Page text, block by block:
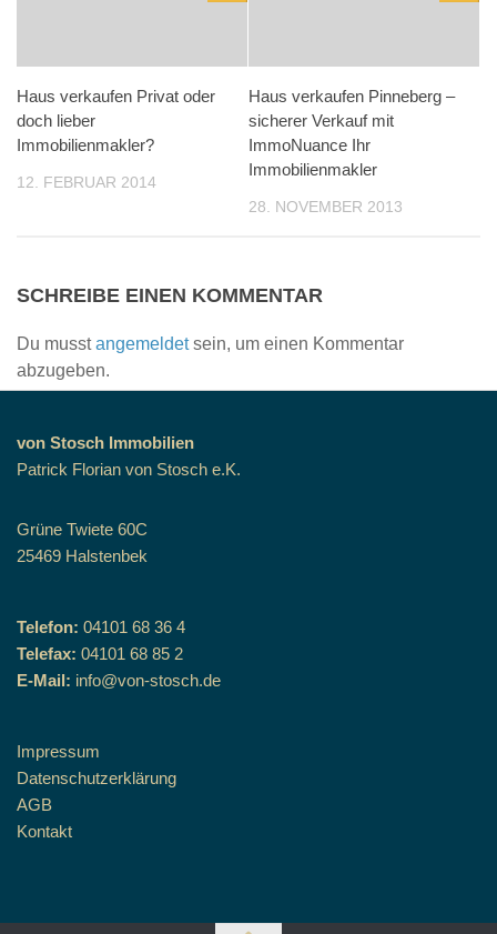
Haus verkaufen Privat oder
doch lieber
Immobilienmakler?
12. FEBRUAR 2014
Haus verkaufen Pinneberg –
sicherer Verkauf mit
ImmoNuance Ihr
Immobilienmakler
28. NOVEMBER 2013
SCHREIBE EINEN KOMMENTAR
Du musstangemeldetsein, um einen Kommentar
abzugeben.
von Stosch Immobilien
Patrick Florian von Stosch e.K.
Grüne Twiete 60C
25469 Halstenbek
Telefon: 04101 68 36 4
Telefax: 04101 68 85 2
E-Mail: info@von-stosch.de
Impressum
Datenschutzerklärung
AGB
Kontakt